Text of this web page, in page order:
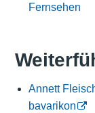
Fernsehen
Annett
bavarikon